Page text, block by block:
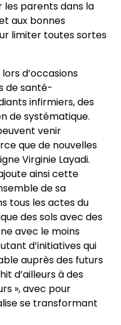
les parents dans la
aux bonnes
limiter toutes sortes
d’occasions
de santé-
infirmiers, des
de systématique.
venir
que de nouvelles
Virginie Layadi.
ainsi cette
de sa
tous les actes du
des sols avec des
avec le moins
d’initiatives qui
auprès des futurs
d’ailleurs à des
», avec pour
se transformant